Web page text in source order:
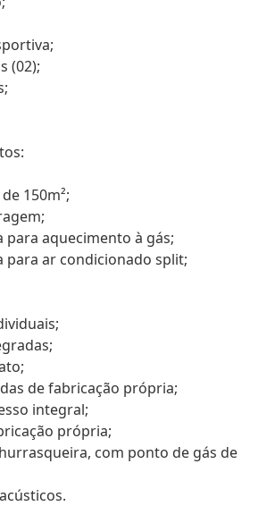
(02);
150m²;
aquecimento à gás;
ar condicionado split;
de fabricação própria;
integral;
própria;
com ponto de gás de